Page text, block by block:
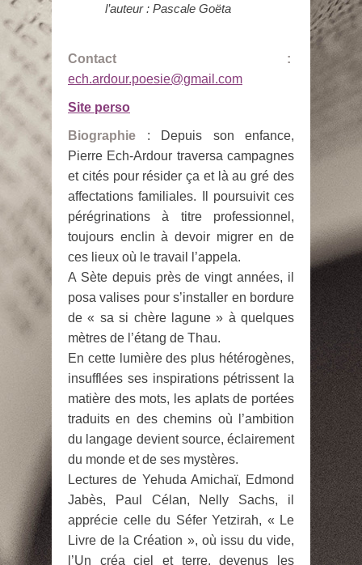
l’auteur : Pascale Goëta
Contact :
ech.ardour.poesie@gmail.com
Site perso
Biographie : Depuis son enfance,
Pierre Ech-Ardour traversa campagnes
et cités pour résider ça et là au gré des
affectations familiales. Il poursuivit ces
pérégrinations à titre professionnel,
toujours enclin à devoir migrer en de
ces lieux où le travail l’appela.
A Sète depuis près de vingt années, il
posa valises pour s’installer en bordure
de « sa si chère lagune » à quelques
mètres de l’étang de Thau.
En cette lumière des plus hétérogènes,
insufflées ses inspirations pétrissent la
matière des mots, les aplats de portées
traduits en des chemins où l’ambition
du langage devient source, éclairement
du monde et de ses mystères.
Lectures de Yehuda Amichaï, Edmond
Jabès, Paul Célan, Nelly Sachs, il
apprécie celle du Séfer Yetzirah, « Le
Livre de la Création », où issu du vide,
l’Un créa ciel et terre, devenus les